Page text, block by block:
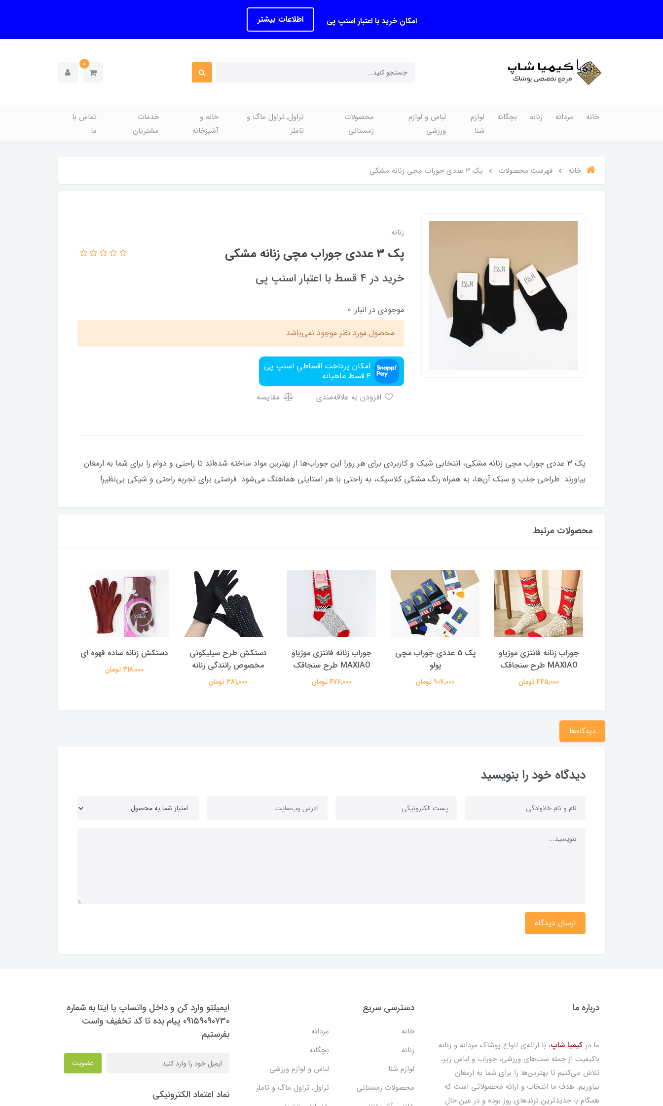
امکان خرید با اعتبار اسنپ پی اطلاعات بیشتر
0
خانه مردانه زنانه بچگانه
لوازم
شنا
لباس و لوازم
ورزشی
محصولات
زمستانی
تراول, تراول ماگ و
تاملر
خانه و
آشپزخانه
خدمات
مشتریان
تماس با
ما
خانه فهرست محصولات پک 3 عددی جوراب مچی زنانه مشکی
زنانه
پک 3 عددی جوراب مچی زنانه مشکی
خرید در 4 قسط با اعتبار اسنپ پی
موجودی در انبار:0
محصول مورد نظر موجود نمی‌باشد.
امکان پرداخت اقساطیِ اسنپ پی
۴ قسط ماهیانه
مقایسه
پک 3 عددی جوراب مچی زنانه مشکی، انتخابی شیک و کاربردی برای هر روز! این جوراب‌ها از بهترین مواد ساخته شده‌اند تا راحتی و دوام را برای شما به ارمغان
بیاورند. طراحی جذب و سبک آن‌ها، به همراه رنگ مشکی کلاسیک، به راحتی با هر استایلی هماهنگ می‌شود. فرصتی برای تجربه راحتی و شیکی بی‌نظیر!
محصولات مرتبط
جوراب زنانه فانتزی موژیاو
MAXIAO طرح سنجاقک
445,000 تومان
پک 5 عددی جوراب مچی
پولو
907,000 تومان
جوراب زنانه فانتزی موژیاو
MAXIAO طرح سنجاقک
476,000 تومان
دستکش طرح سیلیکونی
مخصوص رانندگی زنانه
381,000 تومان
دستکش زنانه ساده قهوه ای
318,000 تومان
دیدگاه‌ها
دیدگاه خود را بنویسید
ارسال دیدگاه
درباره ما
ما درکیمیا شاپ، با ارائه‌ی انواع پوشاک مردانه و زنانه
باکیفیت از جمله ست‌های ورزشی، جوراب و لباس زیر،
تلاش می‌کنیم تا بهترین‌ها را برای شما به ارمغان
بیاوریم. هدف ما انتخاب و ارائه محصولاتی است که
همگام با جدیدترین ترندهای روز بوده و در عین حال
دسترسی سریع
خانه
مردانه
زنانه
بچگانه
لوازم شنا
لباس و لوازم ورزشی
محصولات زمستانی
تراول, تراول ماگ و تاملر
ایمیلتو وارد کن و داخل واتساپ یا ایتا به شماره
۰۹۱۵۹۰۹۰۷۳۰ پیام بده تا کد تخفیف واست
بفرستیم
عضویت
نماد اعتماد الکترونیکی